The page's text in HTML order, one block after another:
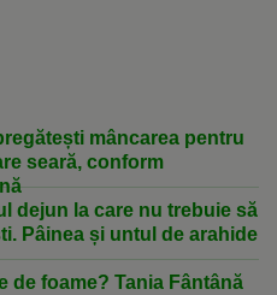
mâncarea pentru
seară, conform
dejun la care nu trebuie să
Pâinea și untul de arahide
de foame? Tania Fântână